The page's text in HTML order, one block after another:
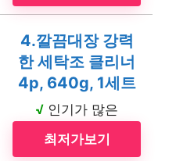
4.깔끔대장 강력
한 세탁조 클리너
4p, 640g, 1세트
√ 인기가 많은
최저가보기